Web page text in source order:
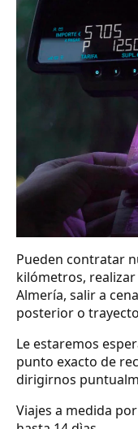
Pueden contratar
kilómetros,
Almería, salir a
posterior o
Le estaremos
punto exacto de
dirigirnos
Viajes a medida